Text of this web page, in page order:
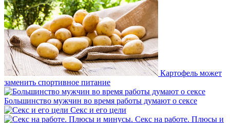
Картофель может
заменить спортивное питание
Большинство мужчин во время работы думают о сексе
Секс и его цели
Секс на работе. Плюсы и